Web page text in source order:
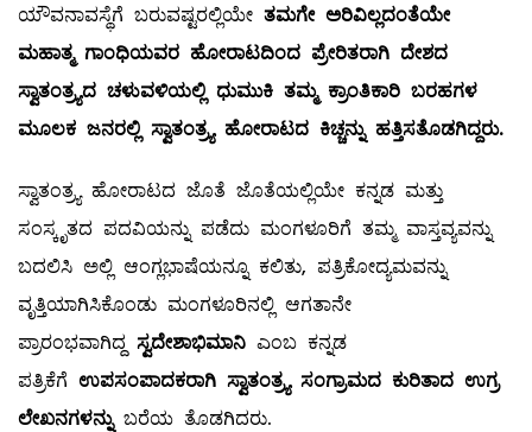
ಯೌವನಾವಸ್ಥೆಗೆ ಬರುವಷ್ಟರಲ್ಲಿಯೇ ತಮಗೇ ಅರಿವಿಲ್ಲದಂತೆಯೇ
ಮಹಾತ್ಮ ಗಾಂಧಿಯವರ ಹೋರಾಟದಿಂದ ಪ್ರೇರಿತರಾಗಿ ದೇಶದ
ಸ್ವಾತಂತ್ರ್ಯದ ಚಳುವಳಿಯಲ್ಲಿ ಧುಮುಕಿ ತಮ್ಮ ಕ್ರಾಂತಿಕಾರಿ ಬರಹಗಳ
ಮೂಲಕ ಜನರಲ್ಲಿ ಸ್ವಾತಂತ್ರ್ಯ ಹೋರಾಟದ ಕಿಚ್ಚನ್ನು ಹತ್ತಿಸತೊಡಗಿದ್ದರು.
ಸ್ವಾತಂತ್ರ್ಯ ಹೋರಾಟದ ಜೊತೆ ಜೊತೆಯಲ್ಲಿಯೇ ಕನ್ನಡ ಮತ್ತು
ಸಂಸ್ಕೃತದ ಪದವಿಯನ್ನು ಪಡೆದು ಮಂಗಳೂರಿಗೆ ತಮ್ಮ ವಾಸ್ತವ್ಯವನ್ನು
ಬದಲಿಸಿ ಅಲ್ಲಿ ಆಂಗ್ಲಭಾಷೆಯನ್ನೂ ಕಲಿತು, ಪತ್ರಿಕೋದ್ಯಮವನ್ನು
ವೃತ್ತಿಯಾಗಿಸಿಕೊಂಡು ಮಂಗಳೂರಿನಲ್ಲಿ ಆಗತಾನೇ
ಪ್ರಾರಂಭವಾಗಿದ್ದ ಸ್ವದೇಶಾಭಿಮಾನಿ ಎಂಬ ಕನ್ನಡ
ಪತ್ರಿಕೆಗೆ ಉಪಸಂಪಾದಕರಾಗಿ ಸ್ವಾತಂತ್ರ್ಯ ಸಂಗ್ರಾಮದ ಕುರಿತಾದ ಉಗ್ರ
ಲೇಖನಗಳನ್ನುಬರೆಯ ತೊಡಗಿದರು.